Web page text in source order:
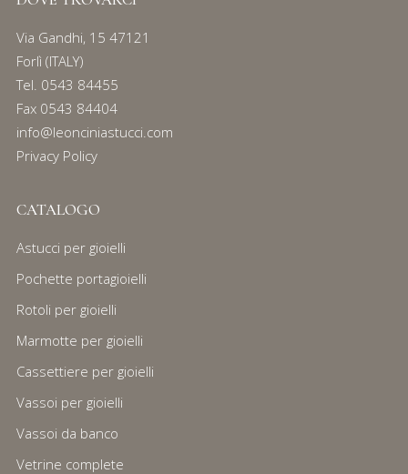
Via Gandhi, 15 47121
Forlì (ITALY)
Tel. 0543 84455
Fax 0543 84404
info@leonciniastucci.com
Privacy Policy
CATALOGO
Astucci per gioielli
Pochette portagioielli
Rotoli per gioielli
Marmotte per gioielli
Cassettiere per gioielli
Vassoi per gioielli
Vassoi da banco
Vetrine complete